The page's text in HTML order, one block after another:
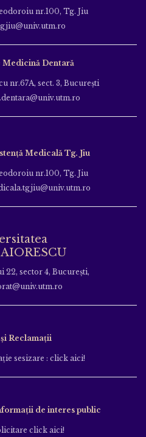
nr.100, Tg. Jiu
Medicină Dentară
nr.67A, sect. 3, Bucureşti
Medicală Tg. Jiu
nr.100, Tg. Jiu
22, sector 4, București,
Reclamații
sesizare : click aici!
de interes public
click aici!